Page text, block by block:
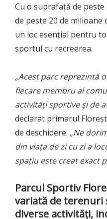
Cu o suprafață de
de peste 20 de milioane
un loc esențial pentru
sportul cu recreerea.
„Acest parc reprezintă
fiecare membru al
activități sportive și de
declarat primarul
de deschidere. „Ne
din viața de zi cu zi a
spațiu este creat exact
Parcul Sportiv
variată de
diverse activități,